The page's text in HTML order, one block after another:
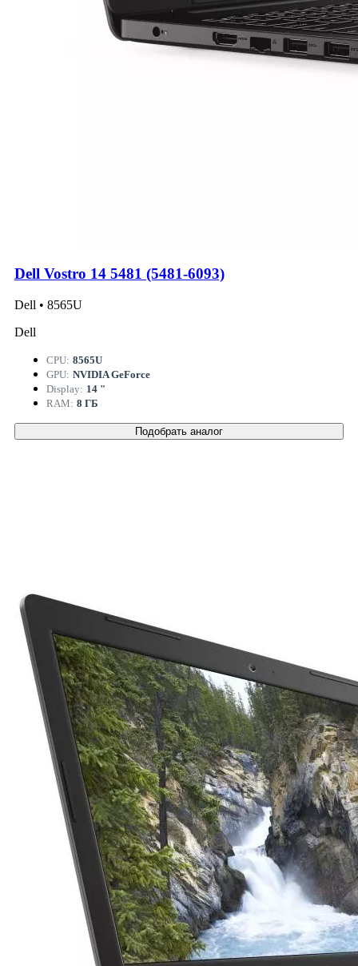
Dell Vostro 14 5481 (5481-6093)
Dell • 8565U
Dell
CPU: 8565U
GPU: NVIDIA GeForce
Display: 14 "
RAM: 8 ГБ
Подобрать аналог